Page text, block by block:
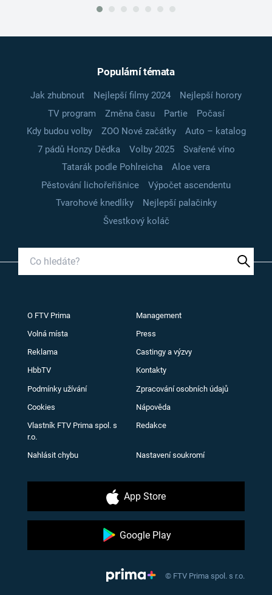
Populární témata
Jak zhubnout Nejlepší filmy 2024
Nejlepší horory
TV program
Změna času Partie
Počasí
Kdy budou volby
ZOO Nové začátky
Auto – katalog
7 pádů Honzy Dědka
Volby 2025
Svařené víno
Tatarák podle Pohlreicha
Aloe vera
Pěstování lichořeřišnice
Výpočet ascendentu
Tvarohové knedlíky
Nejlepší palačinky
Švestkový koláč
O FTV Prima Management
Volná místa Press
Reklama Castingy a výzvy
HbbTV Kontakty
Podmínky užívání Zpracování osobních údajů
Cookies Nápověda
Vlastník FTV Prima spol. s
r.o.
Redakce
Nahlásit chybu Nastavení soukromí
App Store
Google Play
© FTV Prima spol. s r.o.